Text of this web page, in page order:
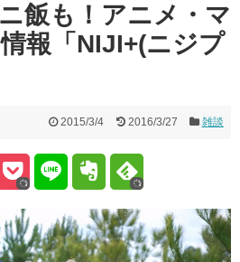
飯も！アニメ・マ
報「NIJI+(ニジプ
2015/3/4 2016/3/27 雑談